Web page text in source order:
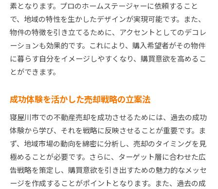
税金と費用についての基礎知識
トラブル回避のための事前準備
物件の法的検査と対応策
消費者保護法とその対応方法
弁護士を活用した売却サポート
ト
成功事例に学ぶ売却計画の立案法
高評価を得た物件の共通点
価格交渉の成功事例とそのテクニック
時間をかけずに売却を実現した秘訣
顧客満足度を高めるための工夫
素となります。プロのホームステージャーに依頼すること
で、地域の特性を生かしたデザインが実現可能です。また、
物件の特徴を引き立てるために、アクセントとしてのデコレ
ーションも効果的です。これにより、購入希望者がその物件
に暮らす自分をイメージしやすくなり、購買意欲を高めるこ
とができます。
成功体験を活かした売却戦略の立案法
寝屋川市での不動産売却を成功させるためには、過去の成功
体験から学び、それを戦略に反映させることが重要です。ま
ず、地域市場の動向を綿密に分析し、売却のタイミングを見
極めることが必要です。さらに、ターゲット層に合わせた広
告戦略を策定し、購買意欲を引き出すための魅力的なメッセ
ージを作成することがポイントとなります。また、過去の成